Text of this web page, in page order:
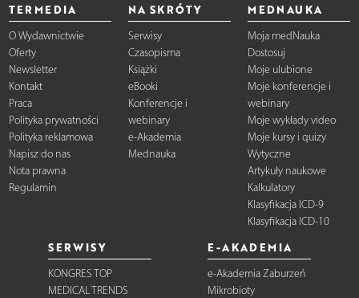
TERMEDIA
O Wydawnictwie
Oferty
Newsletter
Kontakt
Praca
Polityka prywatności
Polityka reklamowa
Napisz do nas
Nota prawna
Regulamin
NA SKRÓTY
Serwisy
Czasopisma
Książki
eBooki
Konferencje i
webinary
e-Akademia
Mednauka
MEDNAUKA
Moja medNauka
Dostosuj
Moje ulubione
Moje konferencje i
webinary
Moje wykłady video
Moje kursy i quizy
Wytyczne
Artykuły naukowe
Kalkulatory
Klasyfikacja ICD-9
Klasyfikacja ICD-10
SERWISY
KONGRES TOP
MEDICAL TRENDS
E-AKADEMIA
e-Akademia Zaburzeń
Mikrobioty